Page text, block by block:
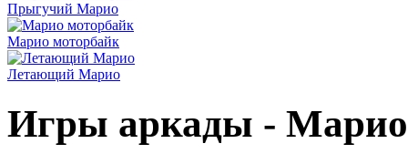
Прыгучий Марио
Марио моторбайк
Летающий Марио
Игры аркады - Марио